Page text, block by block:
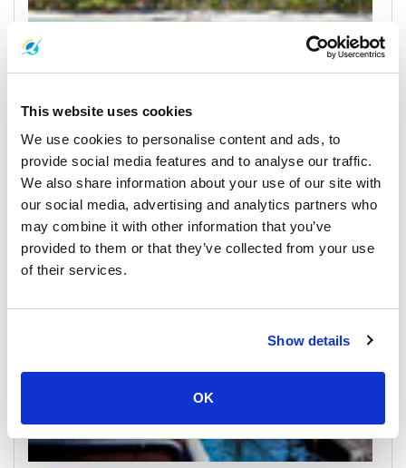
This website uses cookies
We use cookies to personalise content and ads, to
provide social media features and to analyse our traffic.
We also share information about your use of our site with
our social media, advertising and analytics partners who
may combine it with other information that you’ve
provided to them or that they’ve collected from your use
of their services.
Show details
OK
ตราด
ตารางการเดินเรือและราคา
ท่าเรือและจุดรับส่ง